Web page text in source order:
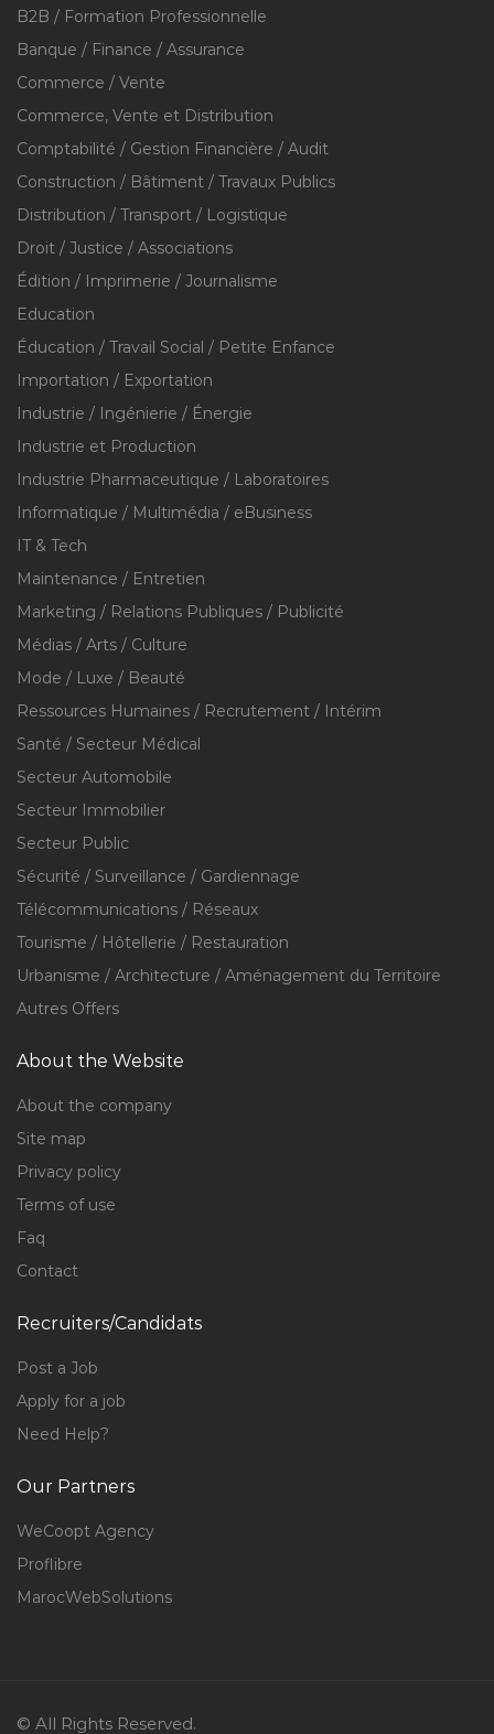
B2B / Formation Professionnelle
Banque / Finance / Assurance
Commerce / Vente
Commerce, Vente et Distribution
Comptabilité / Gestion Financière / Audit
Construction / Bâtiment / Travaux Publics
Distribution / Transport / Logistique
Droit / Justice / Associations
Édition / Imprimerie / Journalisme
Education
Éducation / Travail Social / Petite Enfance
Importation / Exportation
Industrie / Ingénierie / Énergie
Industrie et Production
Industrie Pharmaceutique / Laboratoires
Informatique / Multimédia / eBusiness
IT & Tech
Maintenance / Entretien
Marketing / Relations Publiques / Publicité
Médias / Arts / Culture
Mode / Luxe / Beauté
Ressources Humaines / Recrutement / Intérim
Santé / Secteur Médical
Secteur Automobile
Secteur Immobilier
Secteur Public
Sécurité / Surveillance / Gardiennage
Télécommunications / Réseaux
Tourisme / Hôtellerie / Restauration
Urbanisme / Architecture / Aménagement du Territoire
Autres Offers
About the Website
About the company
Site map
Privacy policy
Terms of use
Faq
Contact
Recruiters/Candidats
Post a Job
Apply for a job
Need Help?
Our Partners
WeCoopt Agency
Proflibre
MarocWebSolutions
© All Rights Reserved.